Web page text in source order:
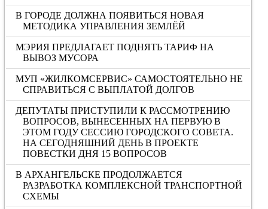
В ГОРОДЕ ДОЛЖНА ПОЯВИТЬСЯ НОВАЯ
МЕТОДИКА УПРАВЛЕНИЯ ЗЕМЛЁЙ
МЭРИЯ ПРЕДЛАГАЕТ ПОДНЯТЬ ТАРИФ НА
ВЫВОЗ МУСОРА
МУП «ЖИЛКОМСЕРВИС» САМОСТОЯТЕЛЬНО НЕ
СПРАВИТЬСЯ С ВЫПЛАТОЙ ДОЛГОВ
ДЕПУТАТЫ ПРИСТУПИЛИ К РАССМОТРЕНИЮ
ВОПРОСОВ, ВЫНЕСЕННЫХ НА ПЕРВУЮ В
ЭТОМ ГОДУ СЕССИЮ ГОРОДСКОГО СОВЕТА.
НА СЕГОДНЯШНИЙ ДЕНЬ В ПРОЕКТЕ
ПОВЕСТКИ ДНЯ 15 ВОПРОСОВ
В АРХАНГЕЛЬСКЕ ПРОДОЛЖАЕТСЯ
РАЗРАБОТКА КОМПЛЕКСНОЙ ТРАНСПОРТНОЙ
СХЕМЫ